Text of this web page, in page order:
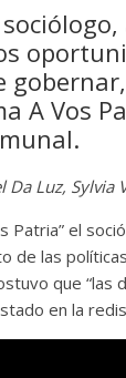
A Vos
Da Luz, Sylvia
Patria” el
de las
que “las
en la